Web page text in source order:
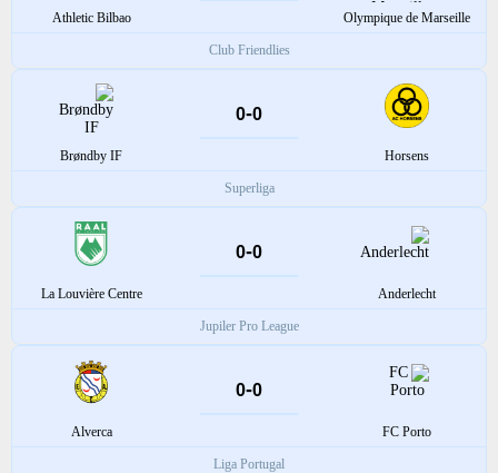
Olympique de Marseille
Athletic Bilbao
Club Friendlies
Horsens
0
-
0
Brøndby IF
Superliga
Anderlecht
0
-
0
La Louvière Centre
Jupiler Pro League
FC Porto
0
-
0
Alverca
Liga Portugal